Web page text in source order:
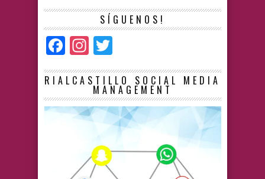
SÍGUENOS!
Facebook
Instagram
RIALCASTILLO SOCIAL MEDIA
MANAGEMENT